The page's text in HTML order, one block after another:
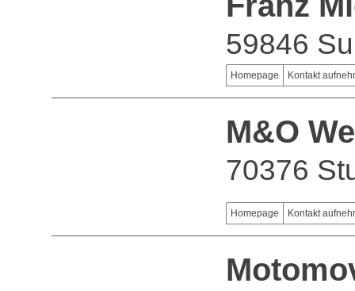
59846
Homepage Kontakt
M&O
70376
Homepage Kontakt